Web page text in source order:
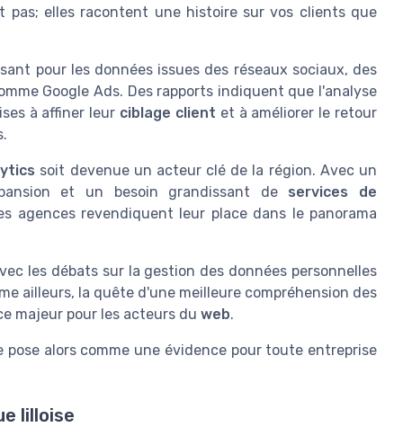
pas; elles racontent une histoire sur vos clients que
pour les données issues des réseaux sociaux, des
Google Ads. Des rapports indiquent que l'analyse
à affiner leur ciblage client et à améliorer le retour
soit devenue un acteur clé de la région. Avec un
et un besoin grandissant de services de
agences revendiquent leur place dans le panorama
les débats sur la gestion des données personnelles
ailleurs, la quête d'une meilleure compréhension des
majeur pour les acteurs du web.
pose alors comme une évidence pour toute entreprise
lilloise